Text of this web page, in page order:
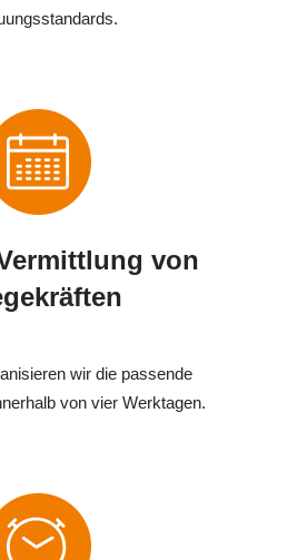
von
wir die passende
von vier Werktagen.